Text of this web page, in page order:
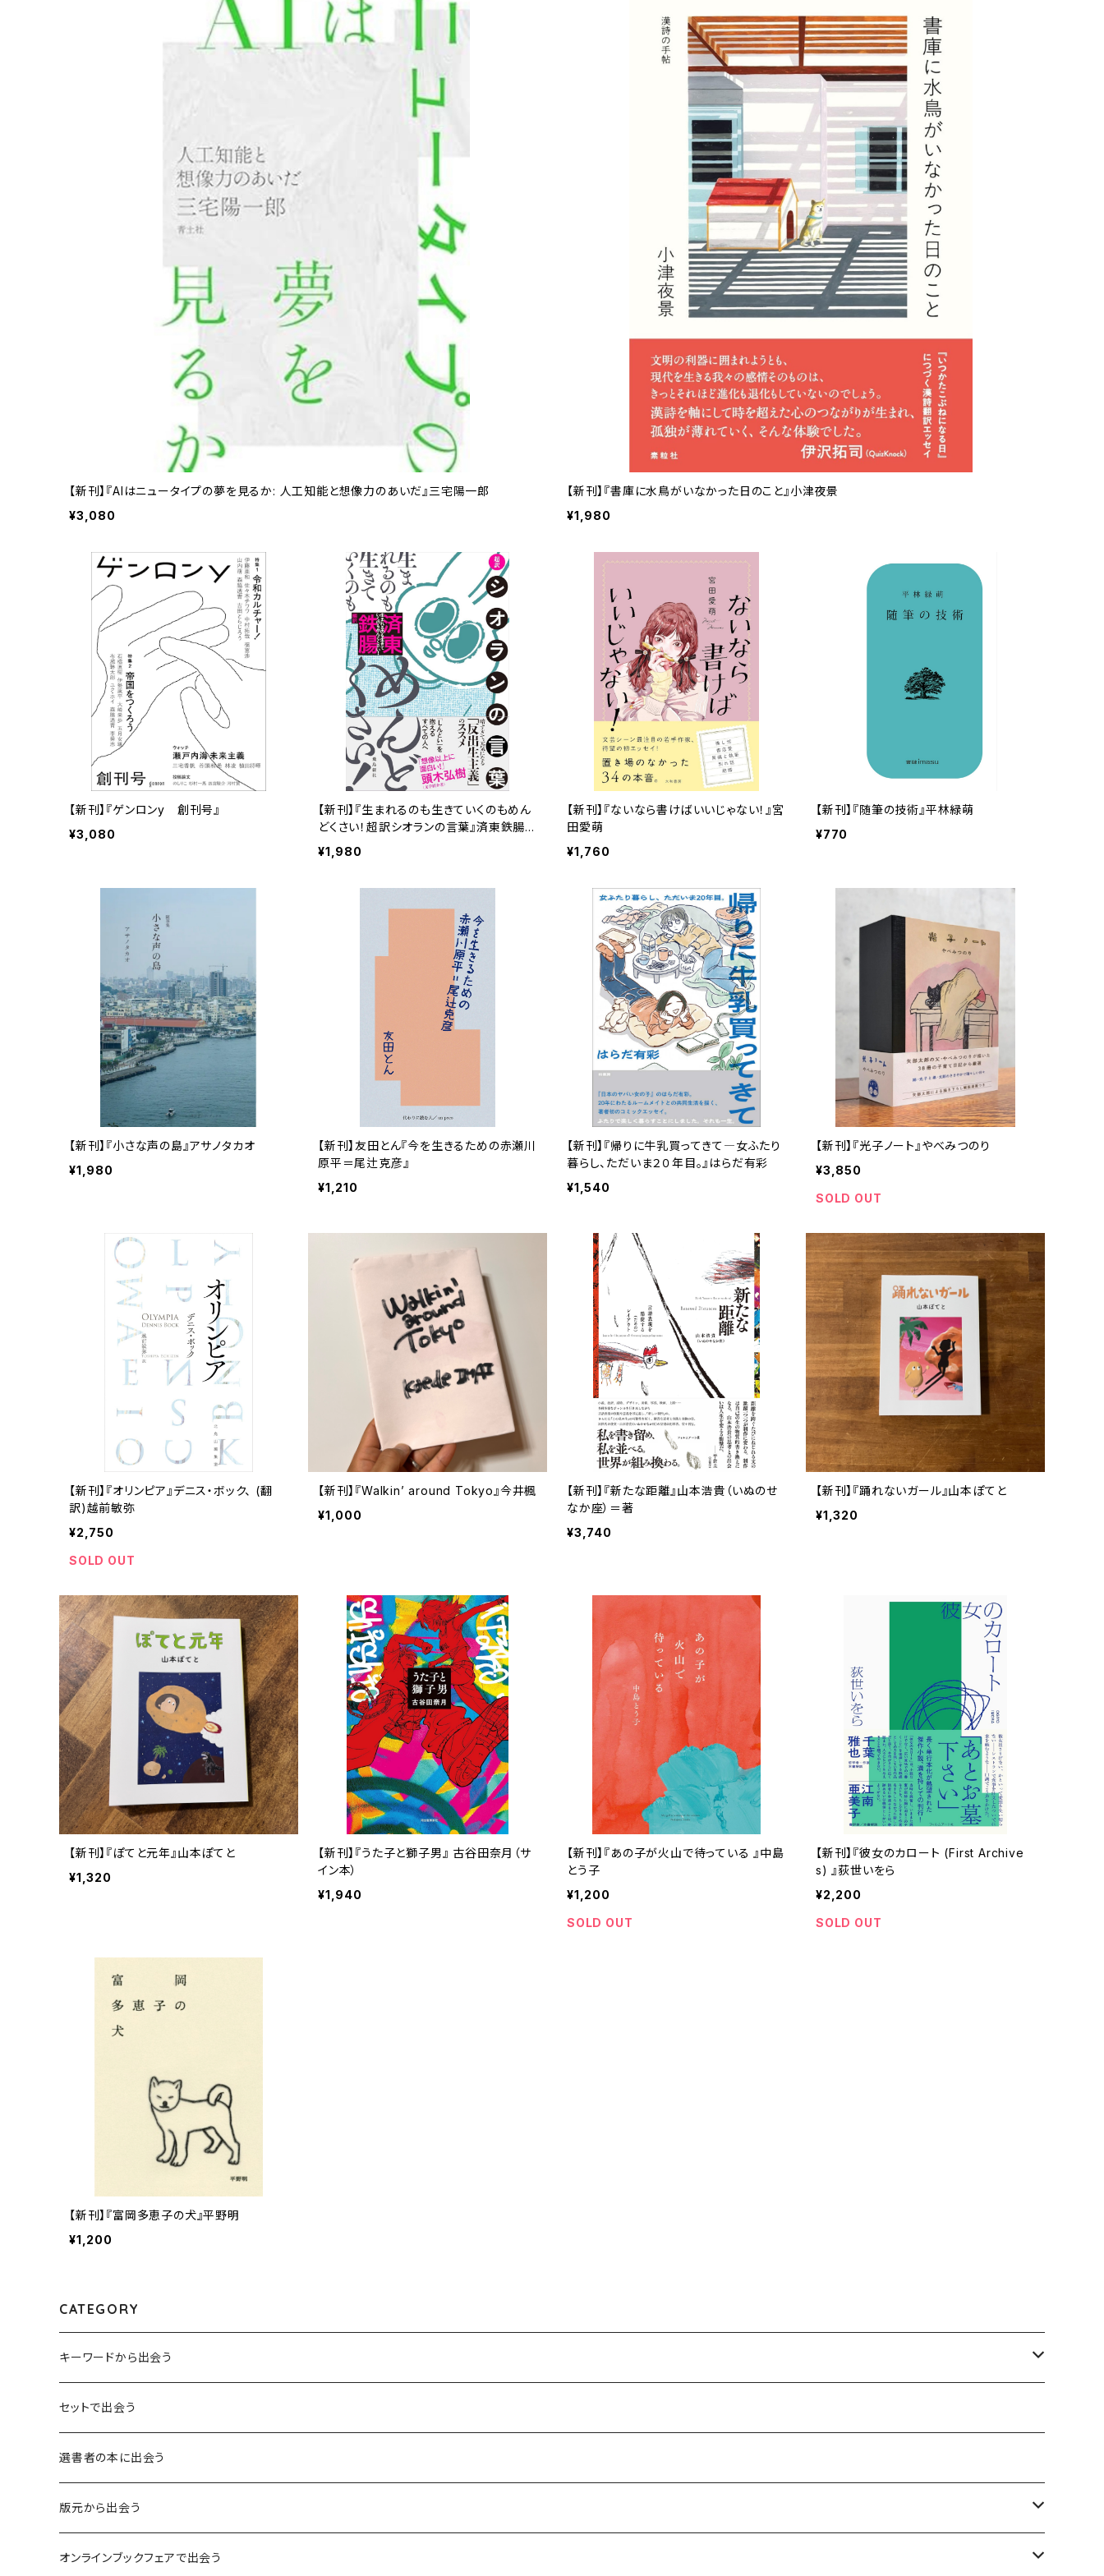
【新刊】『AIはニュータイプの夢を見るか: 人工知能と想像力のあいだ』三宅陽一郎
¥3,080
【新刊】『書庫に水鳥がいなかった日のこと』小津夜景
¥1,980
【新刊】『ゲンロンy 創刊号』
¥3,080
【新刊】『生まれるのも生きていくのもめん
どくさい！超訳シオランの言葉』済東鉄腸
（サイン本）
¥1,980
【新刊】『ないなら書けばいいじゃない！』宮
田愛萌
¥1,760
【新刊】『随筆の技術』平林緑萌
¥770
【新刊】『小さな声の島』アサノタカオ
¥1,980
【新刊】友田とん『今を生きるための赤瀬川
原平＝尾辻克彦』
¥1,210
【新刊】『帰りに牛乳買ってきて―女ふたり
暮らし、ただいま２０年目。』はらだ有彩
¥1,540
【新刊】『光子ノート』やべみつのり
¥3,850
SOLD OUT
【新刊】『オリンピア』デニス・ボック、 (翻
訳)越前敏弥
¥2,750
SOLD OUT
【新刊】『Walkin’ around Tokyo』今井楓
¥1,000
【新刊】『新たな距離』山本浩貴（いぬのせ
なか座）＝著
¥3,740
【新刊】『踊れないガール』山本ぽてと
¥1,320
【新刊】『ぽてと元年』山本ぽてと
¥1,320
【新刊】『うた子と獅子男』 古谷田奈月（サ
イン本）
¥1,940
【新刊】『あの子が火山で待っている 』中島
とう子
¥1,200
SOLD OUT
【新刊】『彼女のカロート (First Archive
s) 』荻世いをら
¥2,200
SOLD OUT
【新刊】『富岡多恵子の犬』平野明
¥1,200
CATEGORY
キーワードから出会う
言葉：思考の種となるもの
異界：日常から離れた視点
意志：自ら進む力
解体：固定観念を壊す
セットで出会う
選書者の本に出会う
版元から出会う
荒蝦夷フェア
オンラインブックフェアで出会う